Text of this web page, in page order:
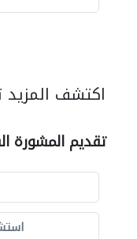
اكتشف المزيد
تقديم المشورة